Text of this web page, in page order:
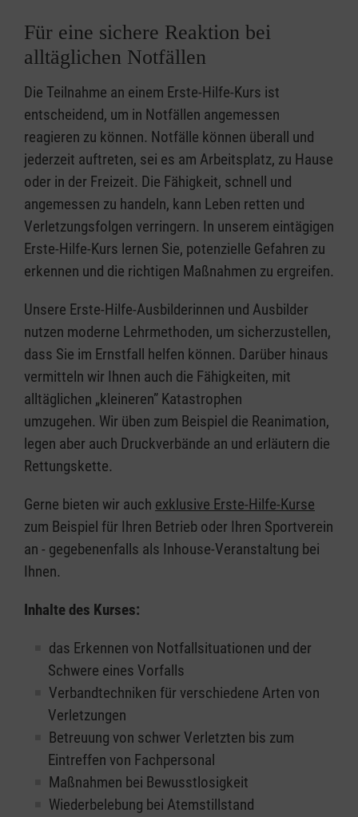
Für eine sichere Reaktion bei
alltäglichen Notfällen
Die Teilnahme an einem Erste-Hilfe-Kurs ist
entscheidend, um in Notfällen angemessen
reagieren zu können. Notfälle können überall und
jederzeit auftreten, sei es am Arbeitsplatz, zu Hause
oder in der Freizeit. Die Fähigkeit, schnell und
angemessen zu handeln, kann Leben retten und
Verletzungsfolgen verringern. In unserem eintägigen
Erste-Hilfe-Kurs lernen Sie, potenzielle Gefahren zu
erkennen und die richtigen Maßnahmen zu ergreifen.
Unsere Erste-Hilfe-Ausbilderinnen und Ausbilder
nutzen moderne Lehrmethoden, um sicherzustellen,
dass Sie im Ernstfall helfen können. Darüber hinaus
vermitteln wir Ihnen auch die Fähigkeiten, mit
alltäglichen „kleineren” Katastrophen
umzugehen. Wir üben zum Beispiel die Reanimation,
legen aber auch Druckverbände an und erläutern die
Rettungskette.
Gerne bieten wir auch exklusive Erste-Hilfe-Kurse
zum Beispiel für Ihren Betrieb oder Ihren Sportverein
an - gegebenenfalls als Inhouse-Veranstaltung bei
Ihnen.
Inhalte des Kurses:
das Erkennen von Notfallsituationen und der
Schwere eines Vorfalls
Verbandtechniken für verschiedene Arten von
Verletzungen
Betreuung von schwer Verletzten bis zum
Eintreffen von Fachpersonal
Maßnahmen bei Bewusstlosigkeit
Wiederbelebung bei Atemstillstand